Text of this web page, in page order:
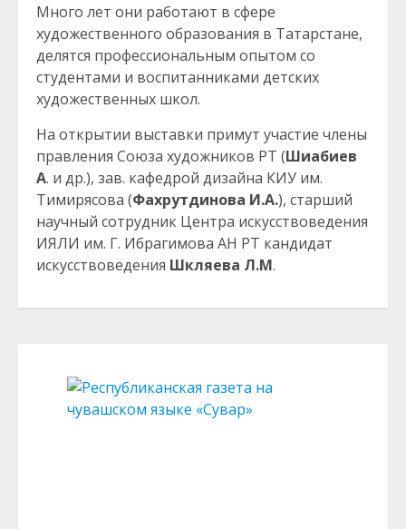
Много лет они работают в сфере
художественного образования в Татарстане,
делятся профессиональным опытом со
студентами и воспитанниками детских
художественных школ.
На открытии выставки примут участие члены
правления Союза художников РТ (Шиабиев
А. и др.), зав. кафедрой дизайна КИУ им.
Тимирясова (Фахрутдинова И.А.), старший
научный сотрудник Центра искусствоведения
ИЯЛИ им. Г. Ибрагимова АН РТ кандидат
искусствоведения Шкляева Л.М.